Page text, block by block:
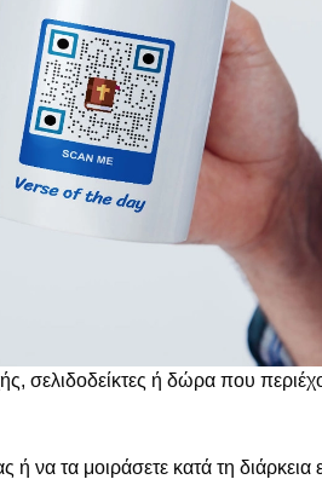
σελιδοδείκτες ή δώρα που
ή να τα μοιράσετε κατά τη